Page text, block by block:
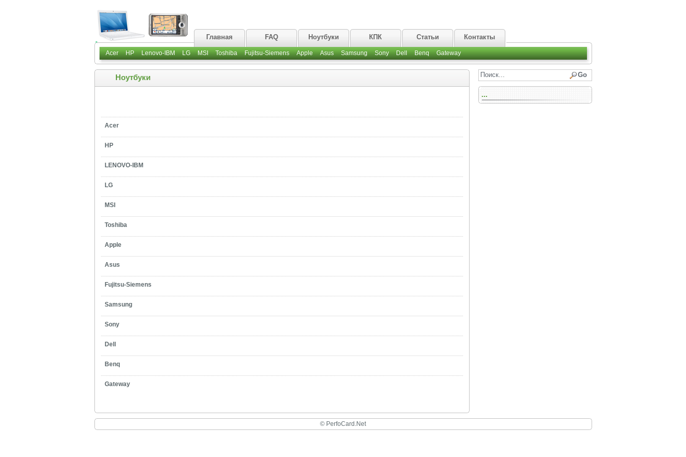
Главная FAQ Ноутбуки КПК Статьи Контакты
Acer HP Lenovo-IBM LG MSI Toshiba Fujitsu-Siemens Apple Asus Samsung Sony Dell Benq Gateway
Ноутбуки
Acer
HP
LENOVO-IBM
LG
MSI
Toshiba
Apple
Asus
Fujitsu-Siemens
Samsung
Sony
Dell
Benq
Gateway
...
© PerfoCard.Net